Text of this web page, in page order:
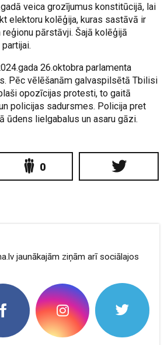
veica grozījumus konstitūcijā, lai
elektoru kolēģija, kuras sastāvā ir
pārstāvji. Šajā kolēģijā
26.oktobra parlamenta
Pēc vēlēšanām galvaspilsētā Tbilisi
opozīcijas protesti, to gaitā
policijas sadursmes. Policija pret
ūdens lielgabalus un asaru gāzi.
0
jaunākajām ziņām arī sociālajos